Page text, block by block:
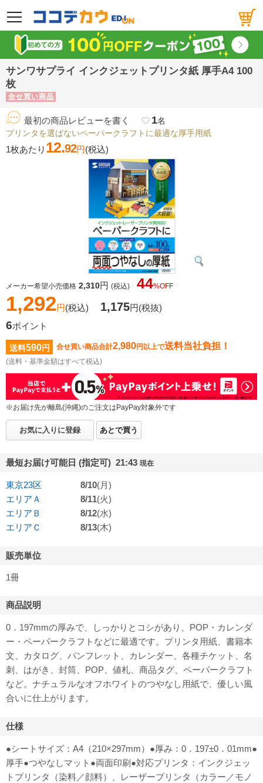
メニュー
サンワサプライ インクジェットプリンタ紙 厚手A4 100
枚
合せ買い商品
最初の商品レビューを書く favorite_border 1名
プリンタを選ばないペーパークラフトに最適な厚手用紙
1枚あたり 12.92円(税込)
メーカー希望小売価格 2,310円 (税込) 44%OFF
1,292円(税込) 1,175円(税抜)
6ポイント
送料590円 合せ買い商品合計2,980円以上で送料当社負担！
(送料・基準金額はすべて税込)
※お届け先が離島(沖縄)のご注文はPayPay対象外です
お気に入りに登録 あとで買う
最短お届け可能日 (指定可) 21:43 現在
東京23区 8/10(月)
エリアＡ
8/11(火)
エリアＢ
8/12(水)
エリアＣ
8/13(木)
販売単位
1冊
商品説明
0．197mmの厚みで、しっかりとコシがあり、POP・カレンダ
ー・ペーパークラフトなどに最適です。プリンタ用紙、書籍本
文、カタログ、パンフレット、カレンダー、各種チケット、名
刺、はがき、封筒、POP、値札、商品タグ、ペーパークラフト
など。ナチュラルなオフホワイトのつやなし用紙で、優しい風
合いに仕上がります。
仕様
●シートサイズ：A4（210×297mm）●厚み：0．197±0．01mm●
厚手●つやなしマット●両面印刷●対応プリンタ：インクジェッ
トプリンタ（染料／顔料）、レーザープリンタ（カラー／モノ